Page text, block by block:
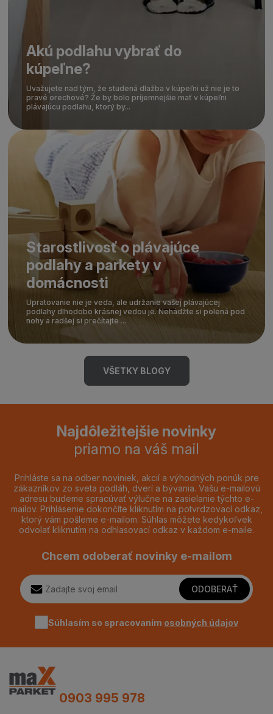
Akú podlahu vybrať do
kúpeľne?
Uvažujete nad tým, že studená dlažba v kúpeľni už nie je to
pravé orechové? Že by bolo príjemnejšie mať v kúpeľni
plávajúcu podlahu, ktorý by...
Starostlivosť o plávajúce
podlahy a parkety v
domácnosti
Upratovanie nie je veda, ale udržanie vašej plávajúcej
podlahy dlhodobo krásnej vedou je. Nehádžte si polená pod
nohy a radšej si prečítajte ...
VŠETKY BLOGY
Najdôležitejšie novinky
priamo na váš mail
Prihláste sa na odber noviniek, akcií a výhodných ponúk pre
zákazníkov zo sveta podláh, dverí a bývania. Vašu e-mailovú
adresu budeme spracúvať výlučne na zasielanie týchto e-
mailov. Prihlásenie dokončíte kliknutím na potvrdzovací odkaz,
ktorý vám pošleme e-mailom. Súhlas môžete kedykoľvek
odvolať kliknutím na odhlasovací odkaz v každom e-maile.
Chcem odoberať novinky e-mailom
ODOBERAŤ
Súhlasím so spracovaním osobných údajov
0903 995 978